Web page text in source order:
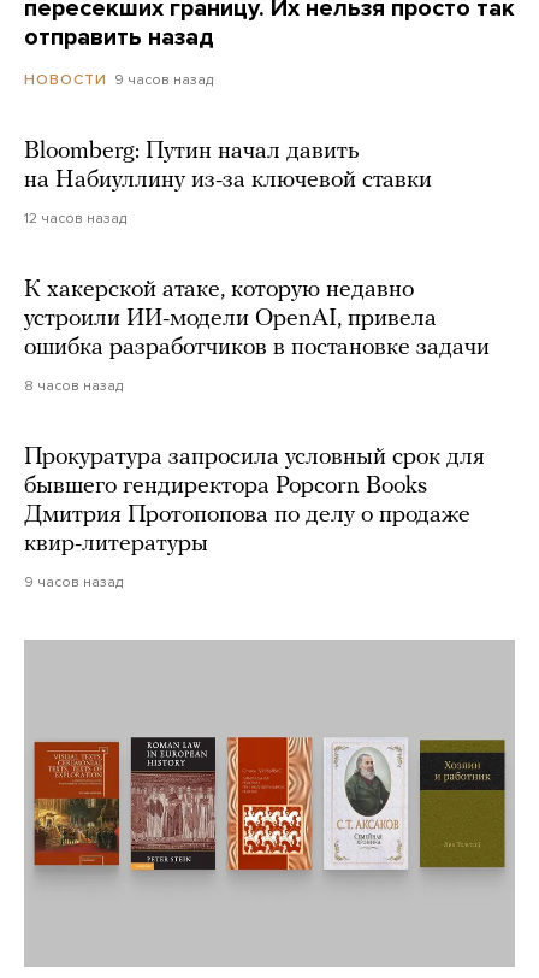
пересекших границу. Их нельзя просто так
отправить назад
НОВОСТИ 9 часов назад
Bloomberg: Путин начал давить
на Набиуллину из-за ключевой ставки
12 часов назад
К хакерской атаке, которую недавно
устроили ИИ-модели OpenAI, привела
ошибка разработчиков в постановке задачи
8 часов назад
Прокуратура запросила условный срок для
бывшего гендиректора Popcorn Books
Дмитрия Протопопова по делу о продаже
квир-литературы
9 часов назад